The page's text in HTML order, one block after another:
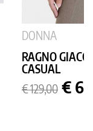
DONNA
RAGNO
CASUAL
Prezzo
base
€ 129,00 €